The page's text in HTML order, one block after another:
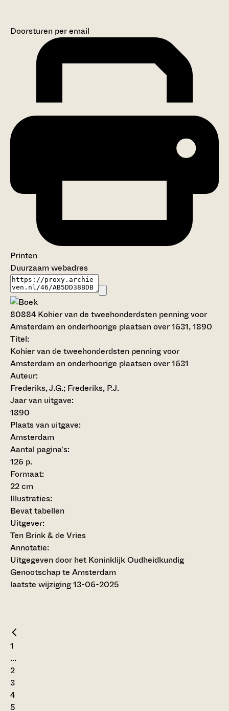
Doorsturen per email
Printen
Duurzaam webadres
80884 Kohier van de tweehonderdsten penning voor
Amsterdam en onderhoorige plaatsen over 1631, 1890
Titel:
Kohier van de tweehonderdsten penning voor
Amsterdam en onderhoorige plaatsen over 1631
Auteur:
Frederiks, J.G.; Frederiks, P.J.
Jaar van uitgave:
1890
Plaats van uitgave:
Amsterdam
Aantal pagina's:
126 p.
Formaat:
22 cm
Illustraties:
Bevat tabellen
Uitgever:
Ten Brink & de Vries
Annotatie:
Uitgegeven door het Koninklijk Oudheidkundig
Genootschap te Amsterdam
laatste wijziging 13-06-2025
1
...
2
3
4
5